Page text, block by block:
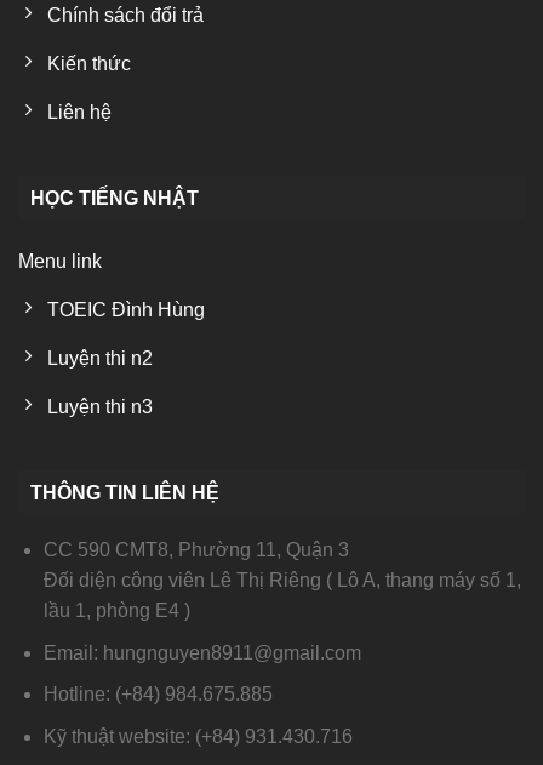
Chính sách đổi trả
Kiến thức
Liên hệ
HỌC TIẾNG NHẬT
Menu link
TOEIC Đình Hùng
Luyện thi n2
Luyện thi n3
THÔNG TIN LIÊN HỆ
CC 590 CMT8, Phường 11, Quận 3
Đối diện công viên Lê Thị Riêng ( Lô A, thang máy số 1,
lầu 1, phòng E4 )
Email: hungnguyen8911@gmail.com
Hotline: (+84) 984.675.885
Kỹ thuật website: (+84) 931.430.716